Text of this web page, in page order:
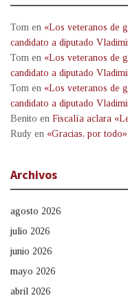
Tom en «Los veteranos de
candidato a diputado
Tom en «Los veteranos de
candidato a diputado
Tom en «Los veteranos de
candidato a diputado
Benito en Fiscalía aclara
Rudy en «Gracias, por
Archivos
agosto 2026
julio 2026
junio 2026
mayo 2026
abril 2026